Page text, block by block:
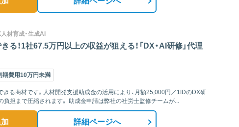
材育成・生成AI
！1社67.5万円以上の収益が狙える！「DX・AI研修」代理
期費用10万円未満
る商材です。人材開発支援助成金の活用により、月額25,000円／1IDのDX研
修が、受講企業にとって実質6,250円相当の負担まで圧縮されます。 助成金申請は弊社の社労士監修チームが...
詳細ページへ